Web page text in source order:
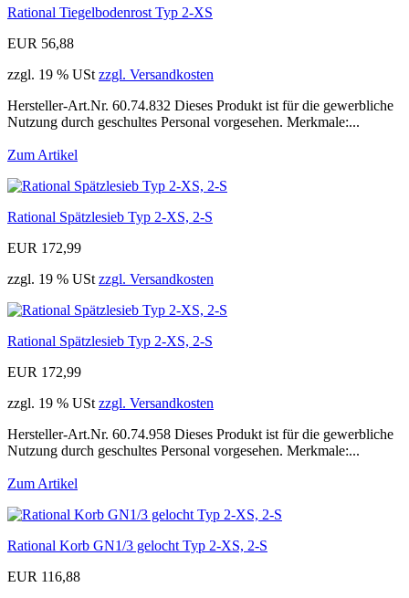
Rational Tiegelbodenrost Typ 2-XS
EUR 56,88
zzgl. 19 % USt zzgl. Versandkosten
Hersteller-Art.Nr. 60.74.832 Dieses Produkt ist für die gewerbliche
Nutzung durch geschultes Personal vorgesehen. Merkmale:...
Zum Artikel
Rational Spätzlesieb Typ 2-XS, 2-S
EUR 172,99
zzgl. 19 % USt zzgl. Versandkosten
Rational Spätzlesieb Typ 2-XS, 2-S
EUR 172,99
zzgl. 19 % USt zzgl. Versandkosten
Hersteller-Art.Nr. 60.74.958 Dieses Produkt ist für die gewerbliche
Nutzung durch geschultes Personal vorgesehen. Merkmale:...
Zum Artikel
Rational Korb GN1/3 gelocht Typ 2-XS, 2-S
EUR 116,88